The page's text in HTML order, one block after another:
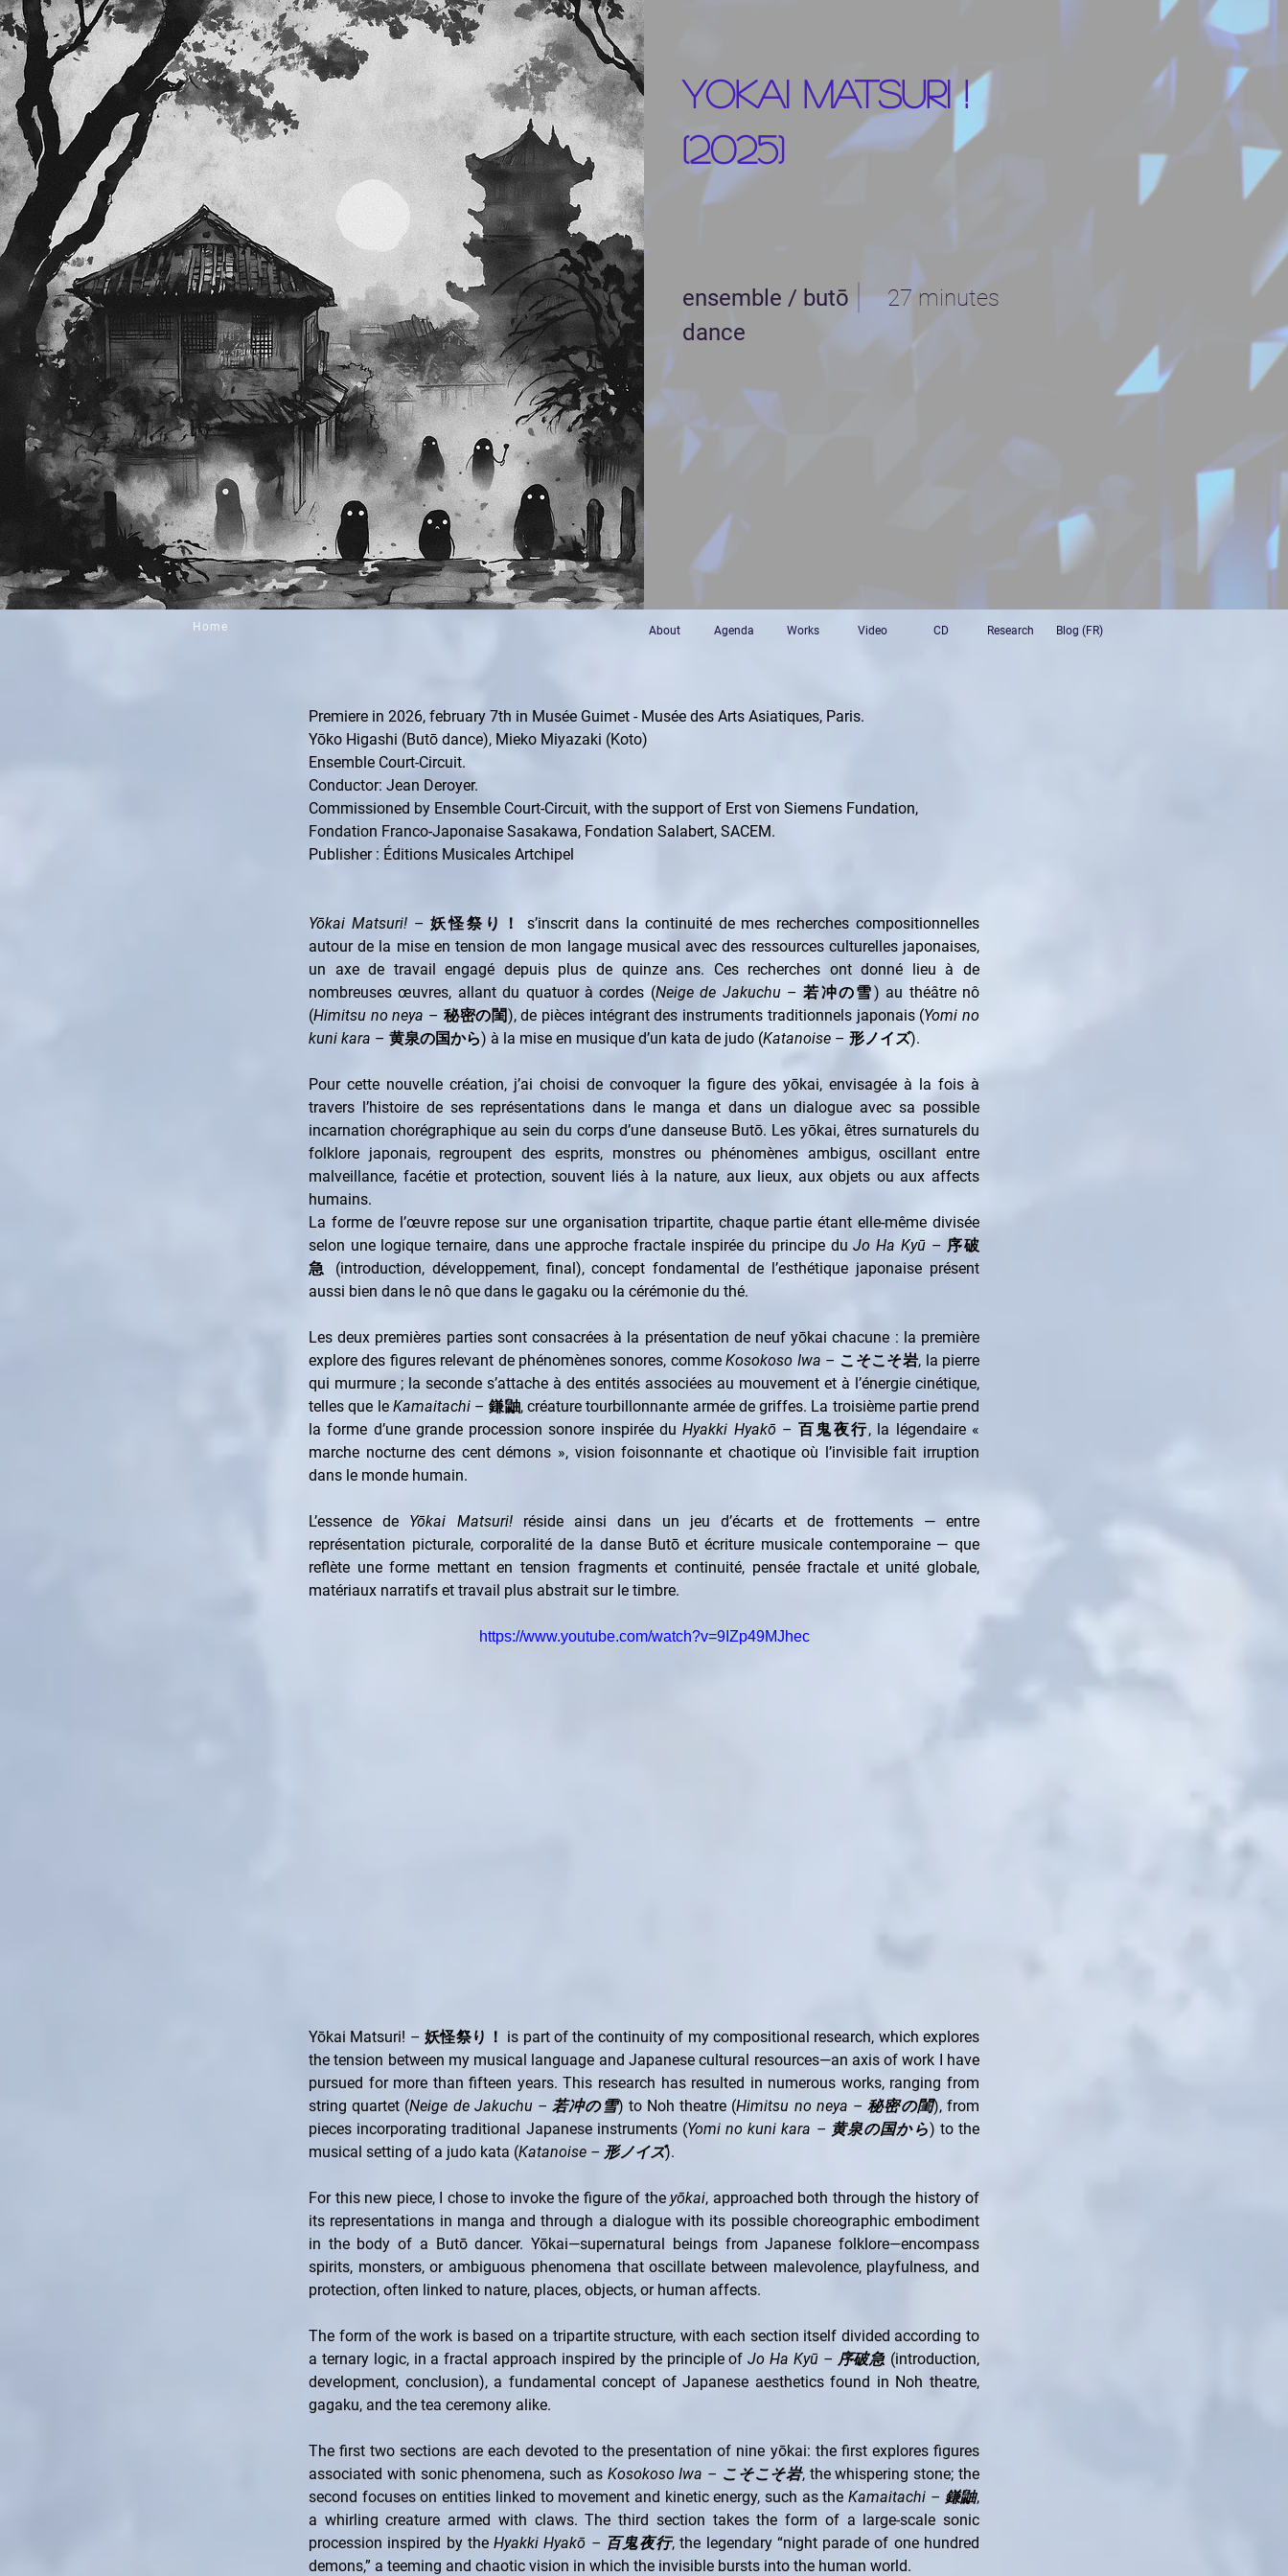
Yokai Matsuri !
(2025)
ensemble / butō
dance
27 minutes
Home About Agenda Works Video CD Research Blog (FR)
Premiere in 2026, february 7th in Musée Guimet - Musée des Arts Asiatiques, Paris.
Yōko Higashi (Butō dance), Mieko Miyazaki (Koto)
Ensemble Court-Circuit.
Conductor: Jean Deroyer.
Commissioned by Ensemble Court-Circuit, with the support of Erst von Siemens Fundation,
Fondation Franco-Japonaise Sasakawa, Fondation Salabert, SACEM.
Publisher : Éditions Musicales Artchipel
Yōkai Matsuri! – 妖怪祭り！ s’inscrit dans la continuité de mes recherches compositionnelles
autour de la mise en tension de mon langage musical avec des ressources culturelles japonaises,
un axe de travail engagé depuis plus de quinze ans. Ces recherches ont donné lieu à de
nombreuses œuvres, allant du quatuor à cordes (Neige de Jakuchu – 若冲の雪) au théâtre nô
(Himitsu no neya – 秘密の閨), de pièces intégrant des instruments traditionnels japonais (Yomi no
kuni kara – 黄泉の国から) à la mise en musique d’un kata de judo (Katanoise – 形ノイズ).
Pour cette nouvelle création, j’ai choisi de convoquer la figure des yōkai, envisagée à la fois à
travers l’histoire de ses représentations dans le manga et dans un dialogue avec sa possible
incarnation chorégraphique au sein du corps d’une danseuse Butō. Les yōkai, êtres surnaturels du
folklore japonais, regroupent des esprits, monstres ou phénomènes ambigus, oscillant entre
malveillance, facétie et protection, souvent liés à la nature, aux lieux, aux objets ou aux affects
humains.
La forme de l’œuvre repose sur une organisation tripartite, chaque partie étant elle-même divisée
selon une logique ternaire, dans une approche fractale inspirée du principe du Jo Ha Kyū – 序破
急 (introduction, développement, final), concept fondamental de l’esthétique japonaise présent
aussi bien dans le nô que dans le gagaku ou la cérémonie du thé.
Les deux premières parties sont consacrées à la présentation de neuf yōkai chacune : la première
explore des figures relevant de phénomènes sonores, comme Kosokoso Iwa – こそこそ岩, la pierre
qui murmure ; la seconde s’attache à des entités associées au mouvement et à l’énergie cinétique,
telles que le Kamaitachi – 鎌鼬, créature tourbillonnante armée de griffes. La troisième partie prend
la forme d’une grande procession sonore inspirée du Hyakki Hyakō – 百鬼夜行, la légendaire «
marche nocturne des cent démons », vision foisonnante et chaotique où l’invisible fait irruption
dans le monde humain.
L’essence de Yōkai Matsuri! réside ainsi dans un jeu d’écarts et de frottements — entre
représentation picturale, corporalité de la danse Butō et écriture musicale contemporaine — que
reflète une forme mettant en tension fragments et continuité, pensée fractale et unité globale,
matériaux narratifs et travail plus abstrait sur le timbre.
https://www.youtube.com/watch?v=9IZp49MJhec
Yōkai Matsuri! – 妖怪祭り！ is part of the continuity of my compositional research, which explores
the tension between my musical language and Japanese cultural resources—an axis of work I have
pursued for more than fifteen years. This research has resulted in numerous works, ranging from
string quartet (Neige de Jakuchu – 若冲の雪) to Noh theatre (Himitsu no neya – 秘密の閨), from
pieces incorporating traditional Japanese instruments (Yomi no kuni kara – 黄泉の国から) to the
musical setting of a judo kata (Katanoise – 形ノイズ).
For this new piece, I chose to invoke the figure of the yōkai, approached both through the history of
its representations in manga and through a dialogue with its possible choreographic embodiment
in the body of a Butō dancer. Yōkai—supernatural beings from Japanese folklore—encompass
spirits, monsters, or ambiguous phenomena that oscillate between malevolence, playfulness, and
protection, often linked to nature, places, objects, or human affects.
The form of the work is based on a tripartite structure, with each section itself divided according to
a ternary logic, in a fractal approach inspired by the principle of Jo Ha Kyū – 序破急 (introduction,
development, conclusion), a fundamental concept of Japanese aesthetics found in Noh theatre,
gagaku, and the tea ceremony alike.
The first two sections are each devoted to the presentation of nine yōkai: the first explores figures
associated with sonic phenomena, such as Kosokoso Iwa – こそこそ岩, the whispering stone; the
second focuses on entities linked to movement and kinetic energy, such as the Kamaitachi – 鎌鼬,
a whirling creature armed with claws. The third section takes the form of a large-scale sonic
procession inspired by the Hyakki Hyakō – 百鬼夜行, the legendary “night parade of one hundred
demons,” a teeming and chaotic vision in which the invisible bursts into the human world.